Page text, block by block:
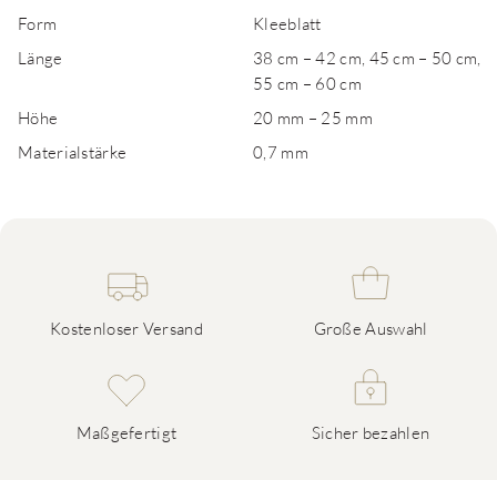
Form
Kleeblatt
Länge
38 cm – 42 cm, 45 cm – 50 cm,
55 cm – 60 cm
Höhe
20 mm – 25 mm
Materialstärke
0,7 mm
Kostenloser Versand Große Auswahl
Maßgefertigt Sicher bezahlen